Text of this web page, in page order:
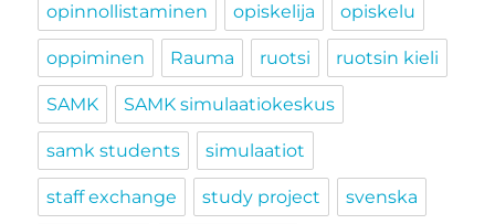
opinnollistaminen opiskelija opiskelu
oppiminen Rauma ruotsi ruotsin kieli
SAMK SAMK simulaatiokeskus
samk students simulaatiot
staff exchange study project svenska